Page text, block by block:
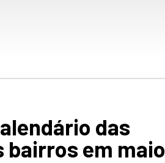
das
bairros em maio